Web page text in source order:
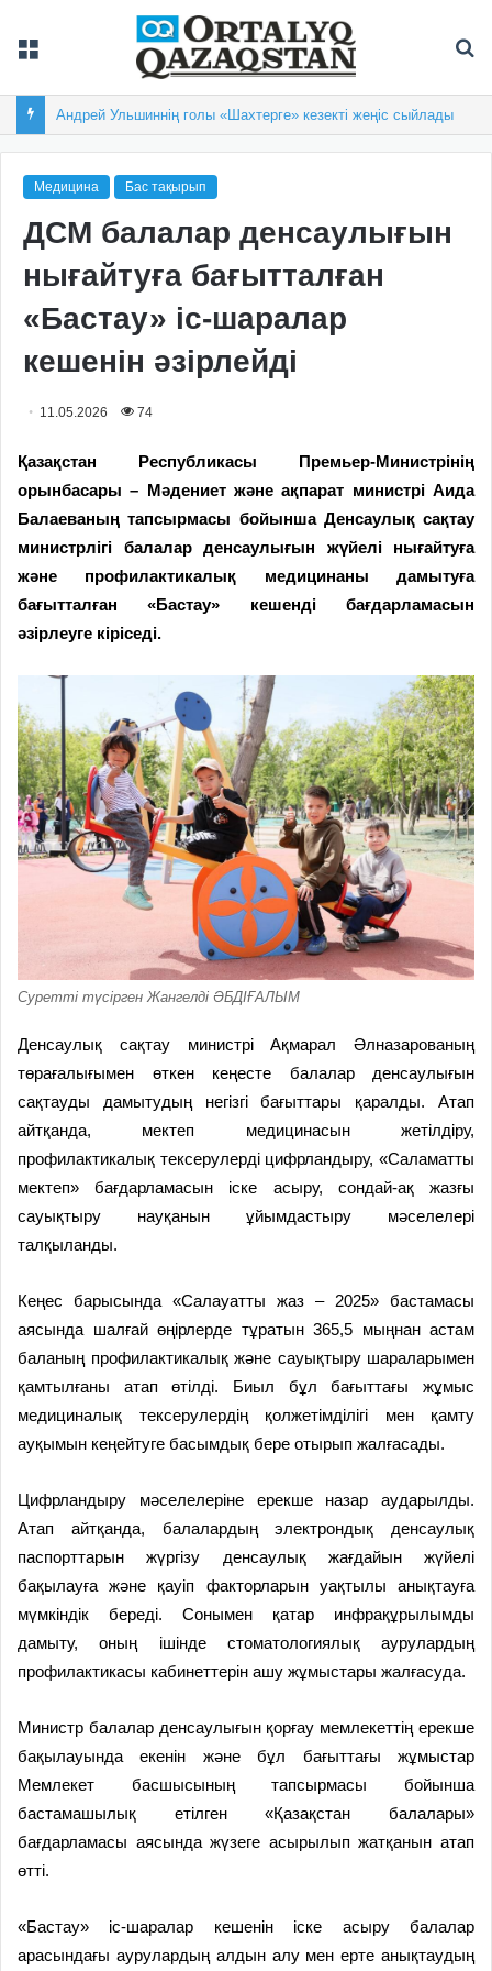
Андрей Ульшиннің голы «Шахтерге» кезекті жеңіс сыйлады
Медицина Бас тақырып
ДСМ балалар денсаулығын
нығайтуға бағытталған
«Бастау» іс-шаралар
кешенін әзірлейді
11.05.2026 74
Қазақстан Республикасы Премьер-Министрінің
орынбасары – Мәдениет және ақпарат министрі Аида
Балаеваның тапсырмасы бойынша Денсаулық сақтау
министрлігі балалар денсаулығын жүйелі нығайтуға
және профилактикалық медицинаны дамытуға
бағытталған «Бастау» кешенді бағдарламасын
әзірлеуге кіріседі.
Суретті түсірген Жангелді ӘБДІҒАЛЫМ
Денсаулық сақтау министрі Ақмарал Әлназарованың
төрағалығымен өткен кеңесте балалар денсаулығын
сақтауды дамытудың негізгі бағыттары қаралды. Атап
айтқанда, мектеп медицинасын жетілдіру,
профилактикалық тексерулерді цифрландыру, «Саламатты
мектеп» бағдарламасын іске асыру, сондай-ақ жазғы
сауықтыру науқанын ұйымдастыру мәселелері
талқыланды.
Кеңес барысында «Салауатты жаз – 2025» бастамасы
аясында шалғай өңірлерде тұратын 365,5 мыңнан астам
баланың профилактикалық және сауықтыру шараларымен
қамтылғаны атап өтілді. Биыл бұл бағыттағы жұмыс
медициналық тексерулердің қолжетімділігі мен қамту
ауқымын кеңейтуге басымдық бере отырып жалғасады.
Цифрландыру мәселелеріне ерекше назар аударылды.
Атап айтқанда, балалардың электрондық денсаулық
паспорттарын жүргізу денсаулық жағдайын жүйелі
бақылауға және қауіп факторларын уақтылы анықтауға
мүмкіндік береді. Сонымен қатар инфрақұрылымды
дамыту, оның ішінде стоматологиялық аурулардың
профилактикасы кабинеттерін ашу жұмыстары жалғасуда.
Министр балалар денсаулығын қорғау мемлекеттің ерекше
бақылауында екенін және бұл бағыттағы жұмыстар
Мемлекет басшысының тапсырмасы бойынша
бастамашылық етілген «Қазақстан балалары»
бағдарламасы аясында жүзеге асырылып жатқанын атап
өтті.
«Бастау» іс-шаралар кешенін іске асыру балалар
арасындағы аурулардың алдын алу мен ерте анықтаудың